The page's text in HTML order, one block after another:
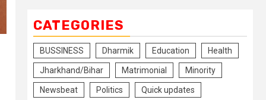
CATEGORIES
BUSSINESS Dharmik Education Health
Jharkhand/Bihar Matrimonial Minority
Newsbeat Politics Quick updates